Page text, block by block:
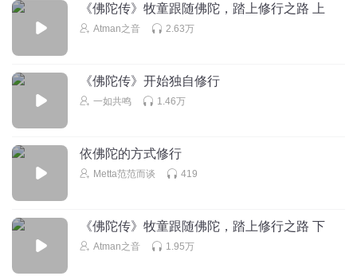
《佛陀传》牧童跟随佛陀，踏上修行之路 上
Atman之音 2.63万
《佛陀传》开始独自修行
一如共鸣 1.46万
依佛陀的方式修行
Metta范范而谈 419
《佛陀传》牧童跟随佛陀，踏上修行之路 下
Atman之音 1.95万